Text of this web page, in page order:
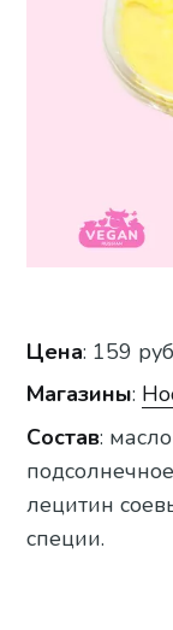
Цена: 159
Магазины:
Состав:
лецитин
специи.